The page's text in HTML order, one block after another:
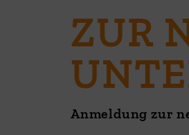
ZUR
Anmeldung zur